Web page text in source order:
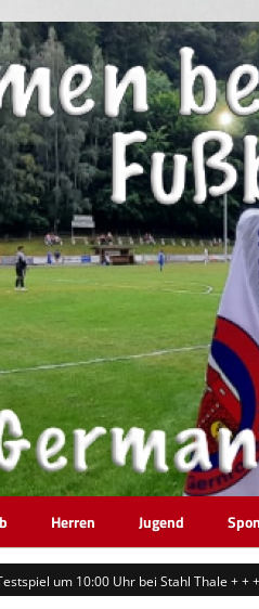
Herren Jugend
Uhr bei Stahl Thale + + + 1.